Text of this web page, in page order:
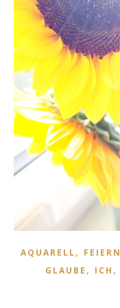
AQUARELL, FEIERN
GLAUBE , ICH ,